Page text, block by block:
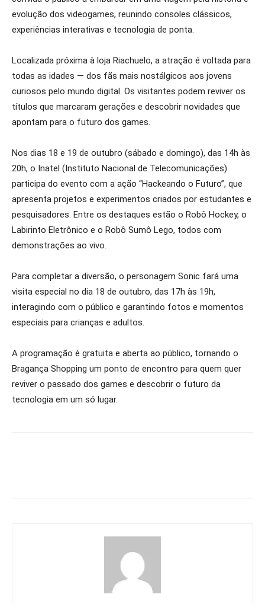
evolução dos videogames, reunindo consoles clássicos,
experiências interativas e tecnologia de ponta.
Localizada próxima à loja Riachuelo, a atração é voltada para
todas as idades — dos fãs mais nostálgicos aos jovens
curiosos pelo mundo digital. Os visitantes podem reviver os
títulos que marcaram gerações e descobrir novidades que
apontam para o futuro dos games.
Nos dias 18 e 19 de outubro (sábado e domingo), das 14h às
20h, o Inatel (Instituto Nacional de Telecomunicações)
participa do evento com a ação “Hackeando o Futuro”, que
apresenta projetos e experimentos criados por estudantes e
pesquisadores. Entre os destaques estão o Robô Hockey, o
Labirinto Eletrônico e o Robô Sumô Lego, todos com
demonstrações ao vivo.
Para completar a diversão, o personagem Sonic fará uma
visita especial no dia 18 de outubro, das 17h às 19h,
interagindo com o público e garantindo fotos e momentos
especiais para crianças e adultos.
A programação é gratuita e aberta ao público, tornando o
Bragança Shopping um ponto de encontro para quem quer
reviver o passado dos games e descobrir o futuro da
tecnologia em um só lugar.